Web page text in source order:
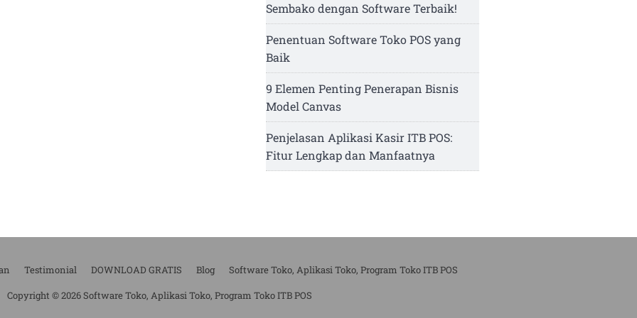
Sembako dengan Software Terbaik!
Penentuan Software Toko POS yang
Baik
9 Elemen Penting Penerapan Bisnis
Model Canvas
Penjelasan Aplikasi Kasir ITB POS:
Fitur Lengkap dan Manfaatnya
Testimonial DOWNLOAD GRATIS Blog
Software Toko, Aplikasi Toko, Program Toko ITB POS
Copyright © 2026 Software Toko, Aplikasi Toko, Program Toko ITB POS